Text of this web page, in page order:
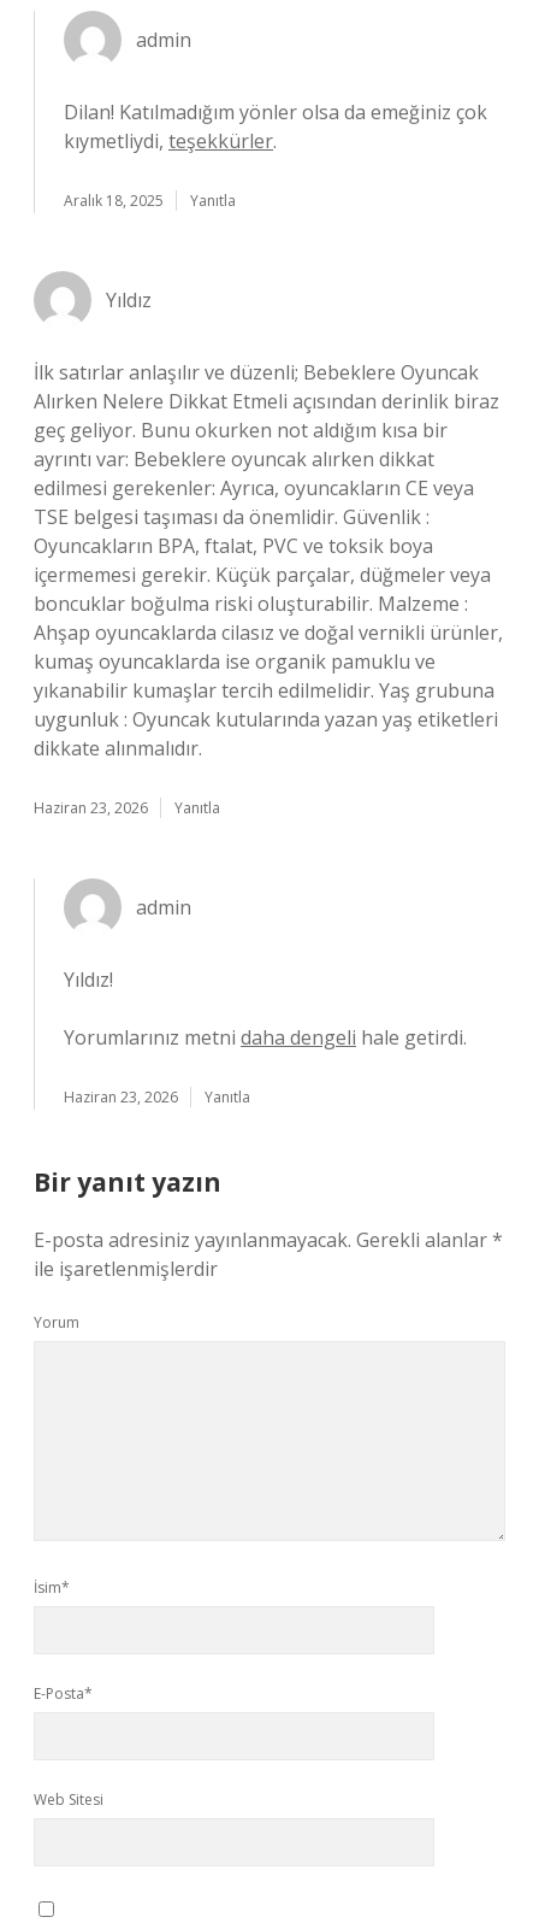
admin
Dilan! Katılmadığım yönler olsa da emeğiniz çok
kıymetliydi, teşekkürler.
Aralık 18, 2025 Yanıtla
Yıldız
İlk satırlar anlaşılır ve düzenli; Bebeklere Oyuncak
Alırken Nelere Dikkat Etmeli açısından derinlik biraz
geç geliyor. Bunu okurken not aldığım kısa bir
ayrıntı var: Bebeklere oyuncak alırken dikkat
edilmesi gerekenler: Ayrıca, oyuncakların CE veya
TSE belgesi taşıması da önemlidir. Güvenlik :
Oyuncakların BPA, ftalat, PVC ve toksik boya
içermemesi gerekir. Küçük parçalar, düğmeler veya
boncuklar boğulma riski oluşturabilir. Malzeme :
Ahşap oyuncaklarda cilasız ve doğal vernikli ürünler,
kumaş oyuncaklarda ise organik pamuklu ve
yıkanabilir kumaşlar tercih edilmelidir. Yaş grubuna
uygunluk : Oyuncak kutularında yazan yaş etiketleri
dikkate alınmalıdır.
Haziran 23, 2026 Yanıtla
admin
Yıldız!
Yorumlarınız metni daha dengeli hale getirdi.
Haziran 23, 2026 Yanıtla
Bir yanıt yazın
E-posta adresiniz yayınlanmayacak. Gerekli alanlar*
ile işaretlenmişlerdir
Yorum
İsim*
E-Posta*
Web Sitesi